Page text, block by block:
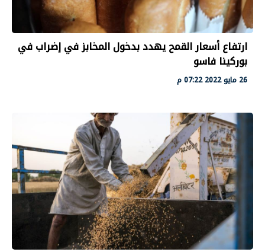
ارتفاع أسعار القمح يهدد بدخول المخابز في إضراب في
بوركينا فاسو
26 مايو 2022 07:22 م